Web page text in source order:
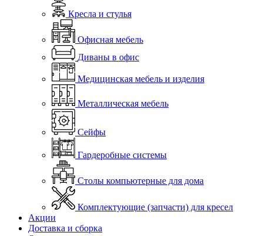
Кресла и стулья
Офисная мебель
Диваны в офис
Медицинская мебель и изделия
Металлическая мебель
Сейфы
Гардеробные системы
Столы компьютерные для дома
Комплектующие (запчасти) для кресел
Акции
Доставка и сборка